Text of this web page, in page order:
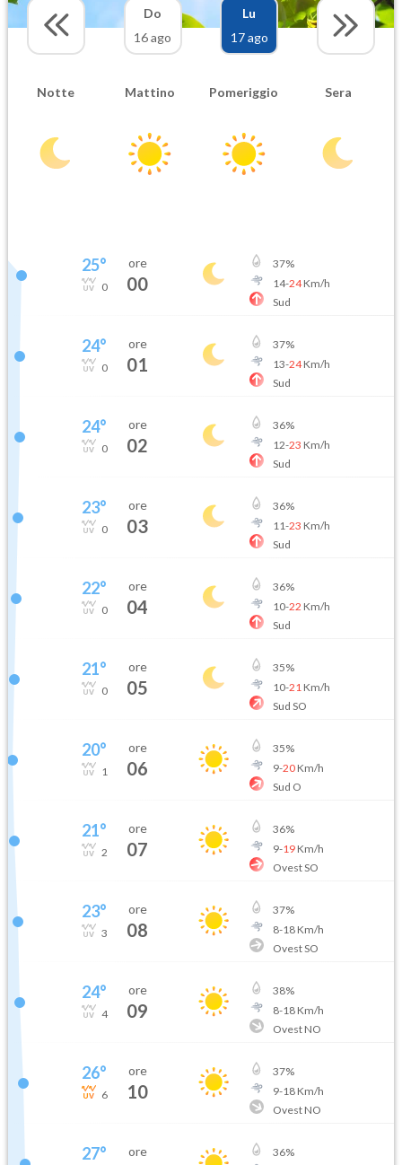
Do
16 ago
Lu
17 ago
Notte Mattino Pomeriggio Sera
25°
0
ore
00
37%
14-24Km/h
Sud
24°
0
ore
01
37%
13-24Km/h
Sud
24°
0
ore
02
36%
12-23 Km/h
Sud
23°
0
ore
03
36%
11-23 Km/h
Sud
22°
0
ore
04
36%
10-22 Km/h
Sud
21°
0
ore
05
35%
10-21 Km/h
Sud SO
20°
1
ore
06
35%
9-20Km/h
Sud O
21°
2
ore
07
36%
9-19Km/h
Ovest SO
23°
3
ore
08
37%
8-18Km/h
Ovest SO
24°
4
ore
09
38%
8-18Km/h
Ovest NO
26°
6
ore
10
37%
9-18Km/h
Ovest NO
27° ore 36%